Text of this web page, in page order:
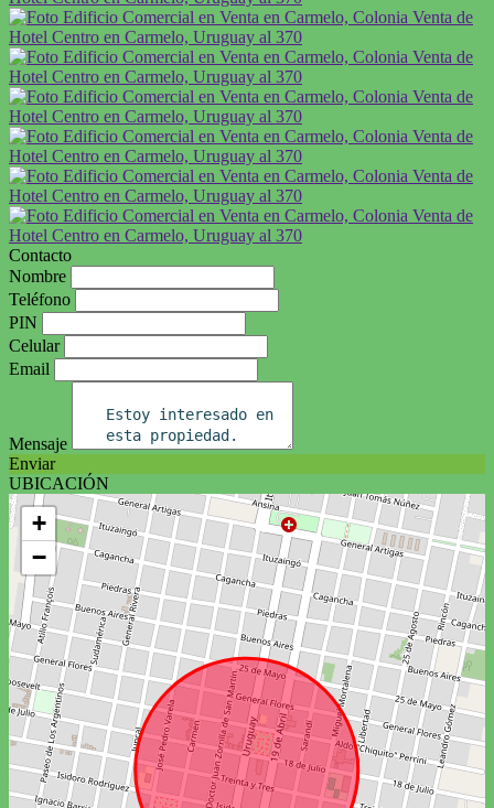
Contacto
Nombre
Teléfono
PIN
Celular
Email
Mensaje
Enviar
UBICACIÓN
+
−